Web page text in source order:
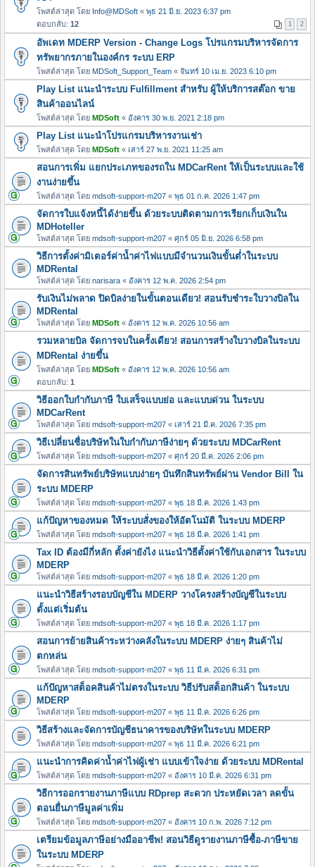
โพสต์ล่าสุด โดย Info@MDSoft « พุธ 21 มิ.ย. 2023 6:37 pm
ตอบกลับ: 12 1 2
อัพเดท MDERP Version - Change Logs โปรแกรมบริหารจัดการ
ทรัพยากรภายในองค์กร ระบบ ERP
โพสต์ล่าสุด โดย MDSoft_Support_Team « จันทร์ 10 เม.ย. 2023 6:10 pm
Play List แนะนำระบบ Fulfillment สำหรับ ผู้ให้บริการสต๊อก ขาย
สินค้าออนไลน์
โพสต์ล่าสุด โดย MDSoft « อังคาร 30 พ.ย. 2021 2:18 pm
Play List แนะนำโปรแกรมบริหารงานเช่า
โพสต์ล่าสุด โดย MDSoft « เสาร์ 27 พ.ย. 2021 11:25 am
สอนการเพิ่ม แยกประเภทของรถใน MDCarRent ให้เป็นระบบและใช้
งานง่ายขึ้น
โพสต์ล่าสุด โดย mdsoft-support-m207 « พุธ 01 ก.ค. 2026 1:47 pm
จัดการใบแจ้งหนี้ได้ง่ายขึ้น ด้วยระบบติดตามการเรียกเก็บเงินใน
MDHoteller
โพสต์ล่าสุด โดย mdsoft-support-m207 « ศุกร์ 05 มิ.ย. 2026 6:58 pm
วิธีการตั้งค่ามิเตอร์ค่าน้ำค่าไฟแบบมีจำนวนเงินขั้นต่ำในระบบ
MDRental
โพสต์ล่าสุด โดย narisara « อังคาร 12 พ.ค. 2026 2:54 pm
รับเงินไม่พลาด ปิดบิลง่ายในขั้นตอนเดียว! สอนรับชำระใบวางบิลใน
MDRental
โพสต์ล่าสุด โดย MDSoft « อังคาร 12 พ.ค. 2026 10:56 am
รวมหลายบิล จัดการจบในครั้งเดียว! สอนการสร้างใบวางบิลในระบบ
MDRental ง่ายขึ้น
โพสต์ล่าสุด โดย MDSoft « อังคาร 12 พ.ค. 2026 10:56 am
ตอบกลับ: 1
วิธีออกใบกำกับภาษี ใบเสร็จแบบย่อ และแบบด่วน ในระบบ
MDCarRent
โพสต์ล่าสุด โดย mdsoft-support-m207 « เสาร์ 21 มี.ค. 2026 7:35 pm
วิธีเปลี่ยนชื่อบริษัทในใบกำกับภาษีง่ายๆ ด้วยระบบ MDCarRent
โพสต์ล่าสุด โดย mdsoft-support-m207 « ศุกร์ 20 มี.ค. 2026 2:06 pm
จัดการสินทรัพย์บริษัทแบบง่ายๆ บันทึกสินทรัพย์ผ่าน Vendor Bill ใน
ระบบ MDERP
โพสต์ล่าสุด โดย mdsoft-support-m207 « พุธ 18 มี.ค. 2026 1:43 pm
แก้ปัญหาของหมด ให้ระบบสั่งของให้อัตโนมัติ ในระบบ MDERP
โพสต์ล่าสุด โดย mdsoft-support-m207 « พุธ 18 มี.ค. 2026 1:41 pm
Tax ID ต้องมีกี่หลัก ตั้งค่ายังไง แนะนำวิธีตั้งค่าใช้กับเอกสาร ในระบบ
MDERP
โพสต์ล่าสุด โดย mdsoft-support-m207 « พุธ 18 มี.ค. 2026 1:20 pm
แนะนำวิธีสร้างรอบบัญชีใน MDERP วางโครงสร้างบัญชีในระบบ
ตั้งแต่เริ่มต้น
โพสต์ล่าสุด โดย mdsoft-support-m207 « พุธ 18 มี.ค. 2026 1:17 pm
สอนการย้ายสินค้าระหว่างคลังในระบบ MDERP ง่ายๆ สินค้าไม่
ตกหล่น
โพสต์ล่าสุด โดย mdsoft-support-m207 « พุธ 11 มี.ค. 2026 6:31 pm
แก้ปัญหาสต็อคสินค้าไม่ตรงในระบบ วิธีปรับสต็อกสินค้า ในระบบ
MDERP
โพสต์ล่าสุด โดย mdsoft-support-m207 « พุธ 11 มี.ค. 2026 6:26 pm
วิธีสร้างและจัดการบัญชีธนาคารของบริษัทในระบบ MDERP
โพสต์ล่าสุด โดย mdsoft-support-m207 « พุธ 11 มี.ค. 2026 6:21 pm
แนะนำการคิดค่าน้ำค่าไฟผู้เช่า แบบเข้าใจง่าย ด้วยระบบ MDRental
โพสต์ล่าสุด โดย mdsoft-support-m207 « อังคาร 10 มี.ค. 2026 6:31 pm
วิธีการออกรายงานภาษีแบบ RDprep สะดวก ประหยัดเวลา ลดขั้น
ตอนยื่นภาษีมูลค่าเพิ่ม
โพสต์ล่าสุด โดย mdsoft-support-m207 « อังคาร 10 ก.พ. 2026 7:12 pm
เตรียมข้อมูลภาษีอย่างมืออาชีพ! สอนวิธีดูรายงานภาษีซื้อ-ภาษีขาย
ในระบบ MDERP